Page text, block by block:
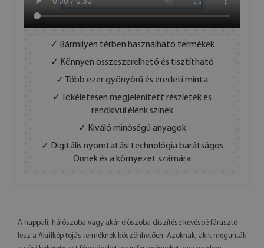
✓ Bármilyen térben használható termékek
✓ Könnyen összeszerelhető és tisztítható
✓ Több ezer gyönyörű és eredeti minta
✓ Tökéletesen megjelenített részletek és
rendkívül élénk színek
✓ Kiváló minőségű anyagok
✓ Digitális nyomtatási technológia barátságos
Önnek és a környezet számára
A nappali, hálószoba vagy akár előszoba díszítése kevésbé fárasztó
lesz a Akrilkép tojás terméknek köszönhetően. Azoknak, akik megunták